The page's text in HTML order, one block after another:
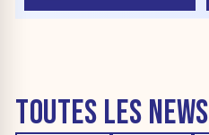
TOUTES LES NEWS